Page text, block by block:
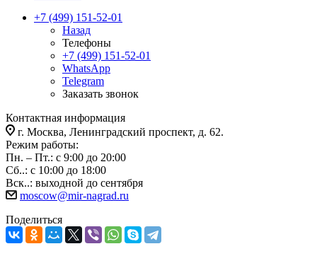
+7 (499) 151-52-01
Назад
Телефоны
+7 (499) 151-52-01
WhatsApp
Telegram
Заказать звонок
Контактная информация
г. Москва, Ленинградский проспект, д. 62.
Режим работы:
Пн. – Пт.: с 9:00 до 20:00
Сб..: с 10:00 до 18:00
Вск..: выходной до сентября
moscow@mir-nagrad.ru
Поделиться